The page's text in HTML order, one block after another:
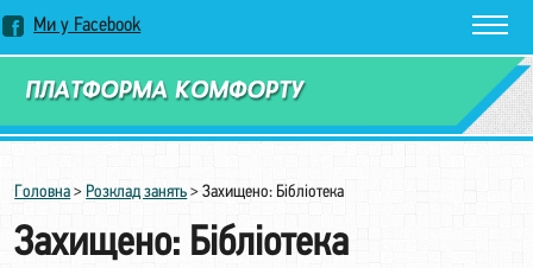
Ми у Facebook
Замовити дзвінок
Головна > Розклад занять >Захищено: Бібліотека
Захищено: Бібліотека